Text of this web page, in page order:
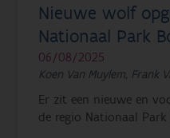
Nieuwe wolf
Nationaal Park
06/08/2025
Koen Van Muylem, Frank
Er zit een nieuwe en
de regio Nationaal Park